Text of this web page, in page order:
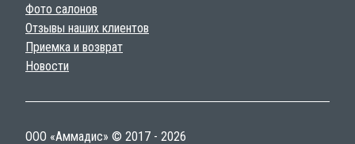
Фото салонов
Отзывы наших клиентов
Приемка и возврат
Новости
ООО «Аммадис» © 2017 - 2026